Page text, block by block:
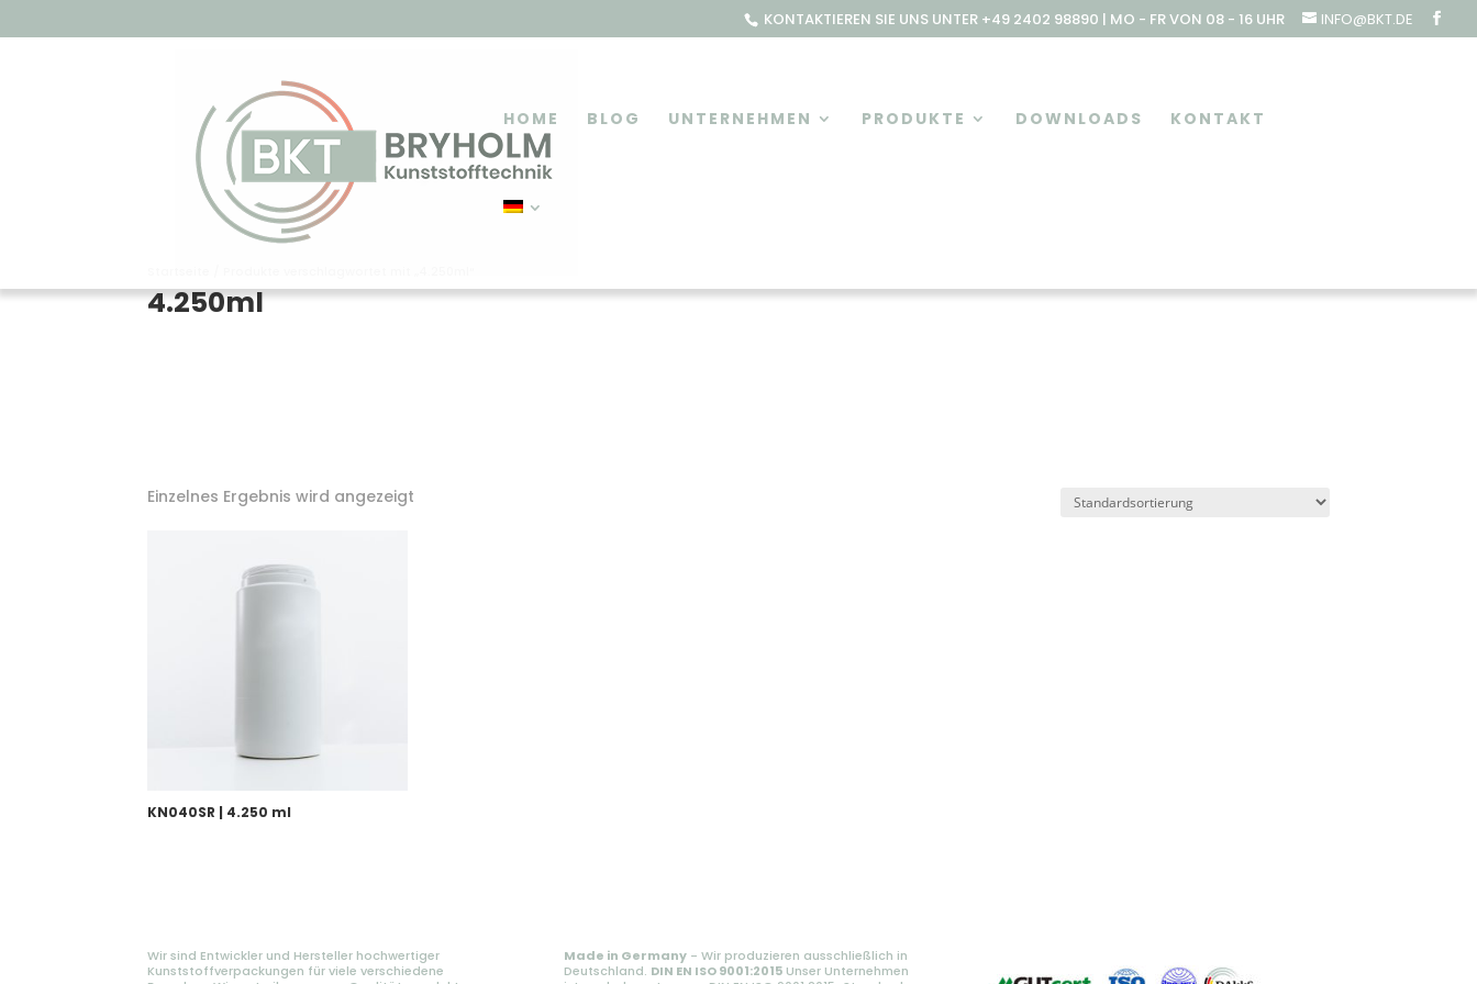
KONTAKTIEREN SIE UNS UNTER +49 2402 98890 | MO - FR VON 08 - 16 UHR INFO@BKT.DE
HOME BLOG UNTERNEHMEN PRODUKTE DOWNLOADS KONTAKT
4.250ml
Einzelnes Ergebnis wird angezeigt
KN040SR | 4.250 ml
Wir sind Entwickler und Hersteller hochwertiger
Kunststoffverpackungen für viele verschiedene
Made in Germany- Wir produzieren ausschließlich in
Deutschland. DIN EN ISO 9001:2015Unser Unternehmen